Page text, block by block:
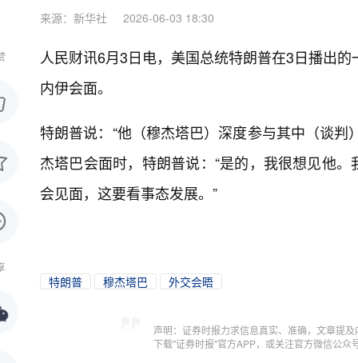
来源：新华社 2026-06-03 18:30
人民财讯6月3日电， 美国总统特朗普在3日播出
内伊会面。
特朗普说：“他（穆杰塔巴）深度参与其中（谈
杰塔巴会面时，特朗普说：“是的，我很想见他
会见面，这要看事态发展。”
特朗普 穆杰塔巴 外交会晤
声明：证券时报力求信息真实、准确，文章提
下载"证券时报"官方APP，或关注官方微信公